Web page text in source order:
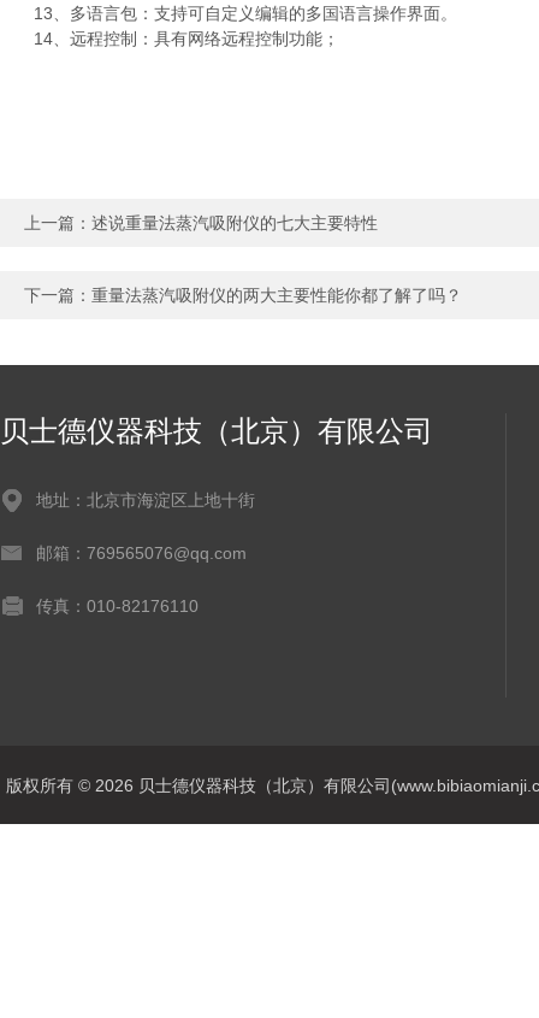
13、多语言包：支持可自定义编辑的多国语言操作界面。
14、远程控制：具有网络远程控制功能；
上一篇： 述说重量法蒸汽吸附仪的七大主要特性
下一篇： 重量法蒸汽吸附仪的两大主要性能你都了解了吗？
贝士德仪器科技（北京）有限公司
地址：北京市海淀区上地十街
邮箱：769565076@qq.com
传真：010-82176110
版权所有 © 2026 贝士德仪器科技（北京）有限公司